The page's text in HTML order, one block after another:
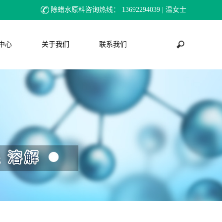
除蜡水原料咨询热线： 13692294039 | 温女士
心 关于我们 联系我们